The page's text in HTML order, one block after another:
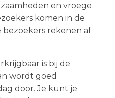
en vroege
komen in de
bezoekers rekenen af
is bij de
wordt goed
door. Je kunt je